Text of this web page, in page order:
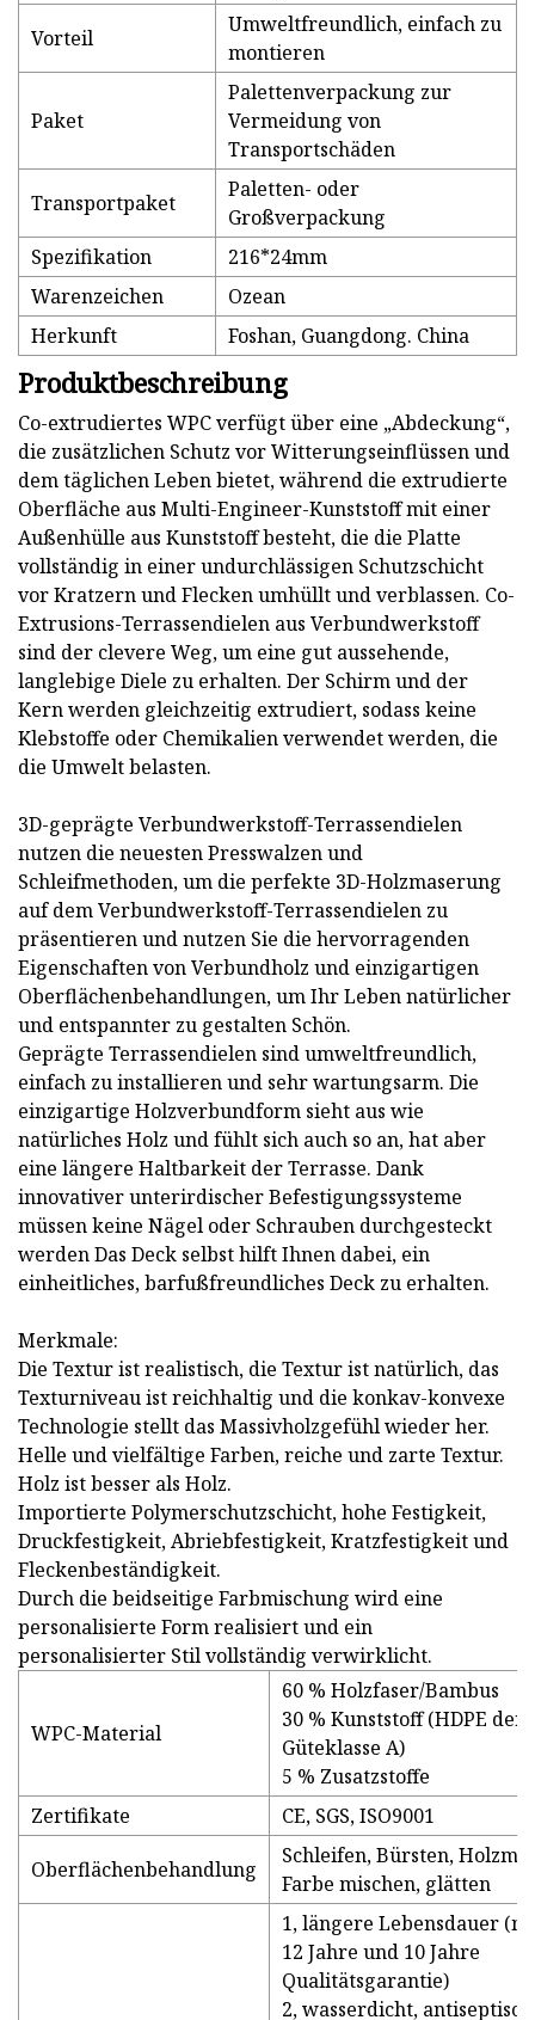
Vorteil
Umweltfreundlich, einfach zu
montieren
Paket
Palettenverpackung zur
Vermeidung von
Transportschäden
Transportpaket
Paletten- oder
Großverpackung
Spezifikation
216*24mm
Warenzeichen
Ozean
Herkunft
Foshan, Guangdong. China
Produktbeschreibung
Co-extrudiertes WPC verfügt über eine „Abdeckung“,
die zusätzlichen Schutz vor Witterungseinflüssen und
dem täglichen Leben bietet, während die extrudierte
Oberfläche aus Multi-Engineer-Kunststoff mit einer
Außenhülle aus Kunststoff besteht, die die Platte
vollständig in einer undurchlässigen Schutzschicht
vor Kratzern und Flecken umhüllt und verblassen. Co-
Extrusions-Terrassendielen aus Verbundwerkstoff
sind der clevere Weg, um eine gut aussehende,
langlebige Diele zu erhalten. Der Schirm und der
Kern werden gleichzeitig extrudiert, sodass keine
Klebstoffe oder Chemikalien verwendet werden, die
die Umwelt belasten.
3D-geprägte Verbundwerkstoff-Terrassendielen
nutzen die neuesten Presswalzen und
Schleifmethoden, um die perfekte 3D-Holzmaserung
auf dem Verbundwerkstoff-Terrassendielen zu
präsentieren und nutzen Sie die hervorragenden
Eigenschaften von Verbundholz und einzigartigen
Oberflächenbehandlungen, um Ihr Leben natürlicher
und entspannter zu gestalten Schön.
Geprägte Terrassendielen sind umweltfreundlich,
einfach zu installieren und sehr wartungsarm. Die
einzigartige Holzverbundform sieht aus wie
natürliches Holz und fühlt sich auch so an, hat aber
eine längere Haltbarkeit der Terrasse. Dank
innovativer unterirdischer Befestigungssysteme
müssen keine Nägel oder Schrauben durchgesteckt
werden Das Deck selbst hilft Ihnen dabei, ein
einheitliches, barfußfreundliches Deck zu erhalten.
Merkmale:
Die Textur ist realistisch, die Textur ist natürlich, das
Texturniveau ist reichhaltig und die konkav-konvexe
Technologie stellt das Massivholzgefühl wieder her.
Helle und vielfältige Farben, reiche und zarte Textur.
Holz ist besser als Holz.
Importierte Polymerschutzschicht, hohe Festigkeit,
Druckfestigkeit, Abriebfestigkeit, Kratzfestigkeit und
Fleckenbeständigkeit.
Durch die beidseitige Farbmischung wird eine
personalisierte Form realisiert und ein
personalisierter Stil vollständig verwirklicht.
WPC-Material
60 % Holzfaser/Bambus
30 % Kunststoff (HDPE der
Güteklasse A)
5 % Zusatzstoffe
Zertifikate
CE, SGS, ISO9001
Oberflächenbehandlung
Schleifen, Bürsten,
Farbe mischen, glätten
1, längere Lebensdauer
12 Jahre und 10 Jahre
Qualitätsgarantie)
2, wasserdicht,